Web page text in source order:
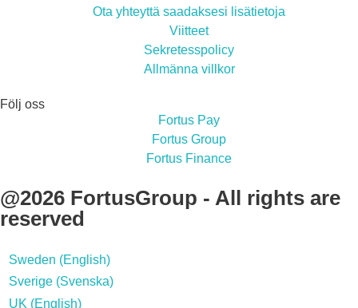
Ota yhteyttä saadaksesi lisätietoja
Viitteet
Sekretesspolicy
Allmänna villkor
Följ oss
Fortus Pay
Fortus Group
Fortus Finance
@2026 FortusGroup - All rights are
reserved
Sweden (English)
Sverige (Svenska)
UK (English)